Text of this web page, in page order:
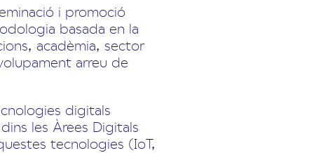
i promoció
basada en la
acadèmia, sector
arreu de
digitals
les Àrees Digitals
tecnologies (IoT,